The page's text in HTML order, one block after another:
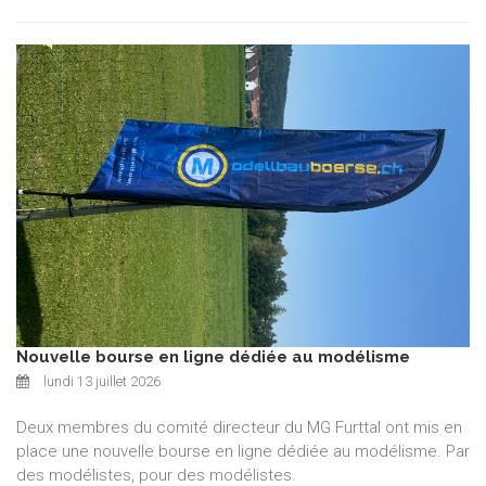
Nouvelle bourse en ligne dédiée au modélisme
lundi 13 juillet 2026
Deux membres du comité directeur du MG Furttal ont mis en
place une nouvelle bourse en ligne dédiée au modélisme. Par
des modélistes, pour des modélistes.